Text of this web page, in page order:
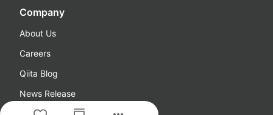
Company
About Us
Careers
Qiita Blog
News Release